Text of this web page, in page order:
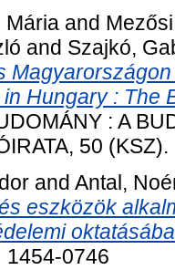
Mária and
and Szajkó,
Hungary : The
: A
50
and Antal,
eszközök
1454-0746